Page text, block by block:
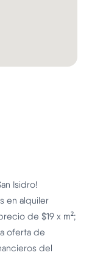
Isidro!
en alquiler
de $19 x m²;
oferta de
del